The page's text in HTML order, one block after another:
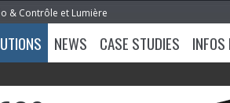
& Contrôle et Lumière
NEWS CASE STUDIES INFOS